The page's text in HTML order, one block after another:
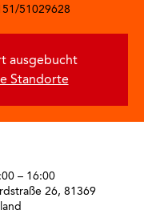
51029628
ausgebucht
Standorte
– 16:00
26, 81369